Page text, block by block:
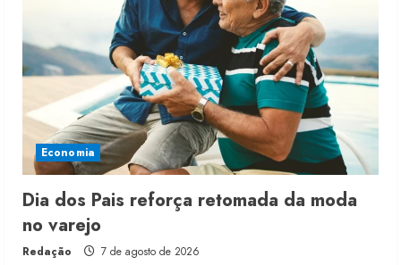
Economia
Dia dos Pais reforça retomada da moda
no varejo
Redação 7 de agosto de 2026